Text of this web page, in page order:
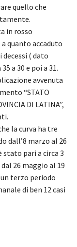
quello che
in rosso
a quanto accaduto
( dato
a 30 e poi a 31.
avvenuta
“STATO
DI LATINA”,
la curva ha tre
dall’8 marzo al 26
stato pari a circa 3
26 maggio al 19
terzo periodo
di ben 12 casi